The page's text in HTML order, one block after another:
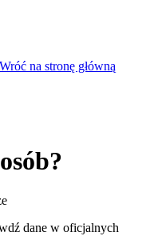
Wróć na stronę główną
dane w oficjalnych